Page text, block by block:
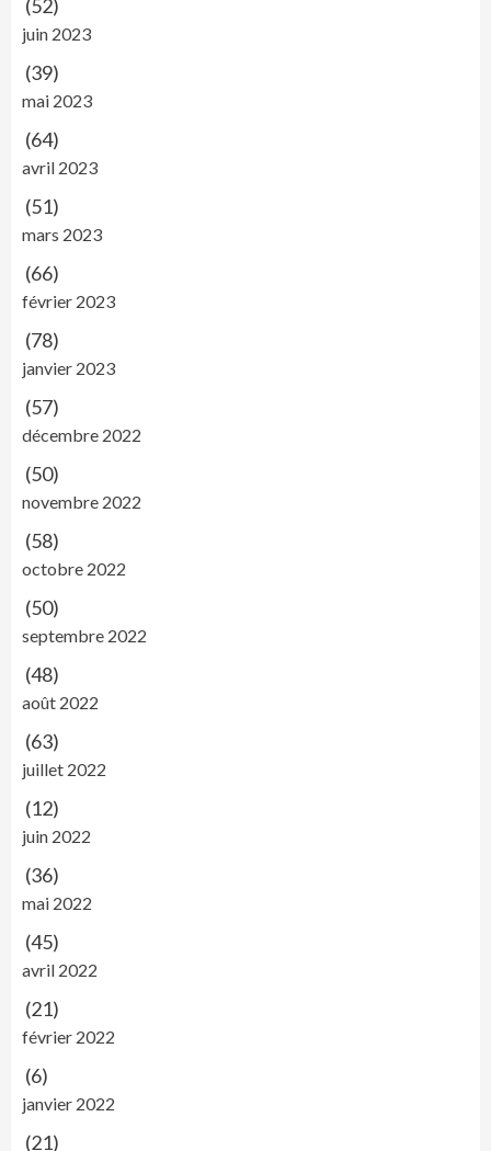
(52)
juin 2023
(39)
mai 2023
(64)
avril 2023
(51)
mars 2023
(66)
février 2023
(78)
janvier 2023
(57)
décembre 2022
(50)
novembre 2022
(58)
octobre 2022
(50)
septembre 2022
(48)
août 2022
(63)
juillet 2022
(12)
juin 2022
(36)
mai 2022
(45)
avril 2022
(21)
février 2022
(6)
janvier 2022
(21)